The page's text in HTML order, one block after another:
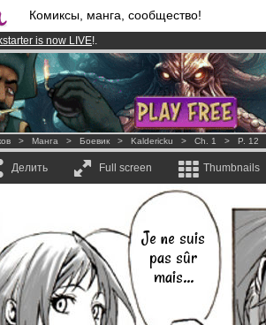
Комиксы, манга, сообщество!
is now LIVE!.
membersand 1000comics & mangas!.
from3.95 euros per month !Get membership
> Манга > Боевик > Kaldericku > Ch. 1 > P. 12
Делить Full screen Thumbnails
Je ne suis
pas sûr
mais...